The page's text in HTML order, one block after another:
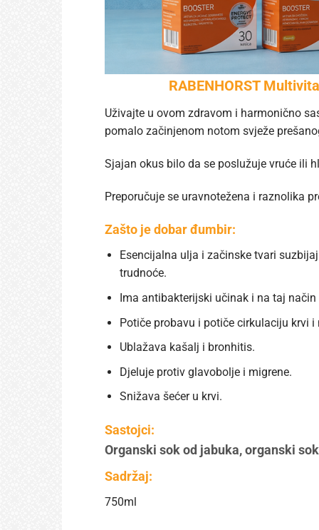
RABENHORST
Uživajte u ovom zdravom i harmonično
pomalo začinjenom notom svježe
Sjajan okus bilo da se poslužuje vruće ili
Preporučuje se uravnotežena i raznolika
Zašto je dobar đumbir:
Esencijalna ulja i začinske tvari
trudnoće.
Ima antibakterijski učinak i na taj
Potiče probavu i potiče cirkulaciju krvi
Ublažava kašalj i bronhitis.
Djeluje protiv glavobolje i migrene.
Snižava šećer u krvi.
Sastojci:
Organski sok od jabuka, organski
Sadržaj:
750ml